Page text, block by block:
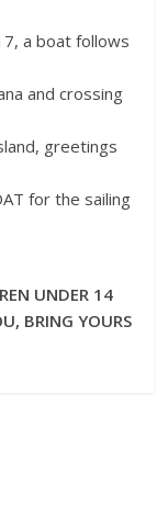
a boat follows
and crossing
greetings
for the sailing
UNDER 14
BRING YOURS